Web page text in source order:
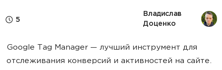
5
Владислав
Доценко
Google Tag Manager — лучший инструмент для
отслеживания конверсий и активностей на сайте.